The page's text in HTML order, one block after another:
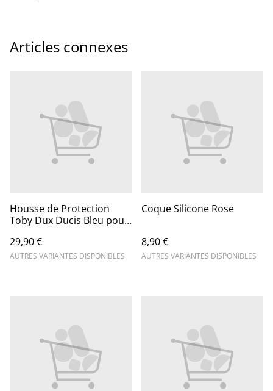
Articles connexes
Housse de Protection
Toby Dux Ducis Bleu pour
29,90 €
AUTRES VARIANTES DISPONIBLES
Coque Silicone Rose
8,90 €
AUTRES VARIANTES DISPONIBLES